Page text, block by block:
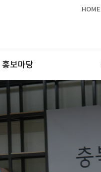
HOME
홍보마당